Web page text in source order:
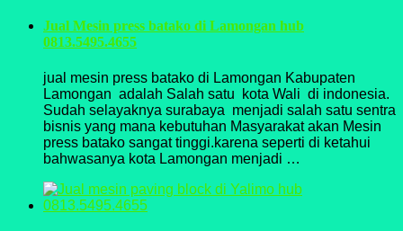
Jual Mesin press batako di Lamongan hub
0813.5495.4655
jual mesin press batako di Lamongan Kabupaten
Lamongan adalah Salah satu kota Wali di indonesia.
Sudah selayaknya surabaya menjadi salah satu sentra
bisnis yang mana kebutuhan Masyarakat akan Mesin
press batako sangat tinggi.karena seperti di ketahui
bahwasanya kota Lamongan menjadi …